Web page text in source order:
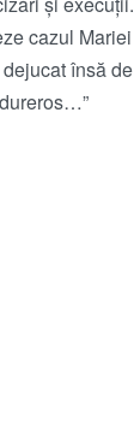
cazul
însă